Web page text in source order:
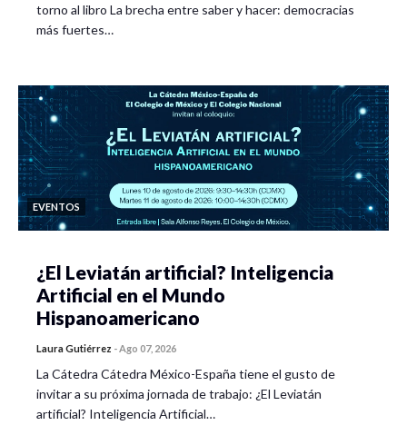
torno al libro La brecha entre saber y hacer: democracias
más fuertes…
EVENTOS
¿El Leviatán artificial? Inteligencia
Artificial en el Mundo
Hispanoamericano
Laura Gutiérrez -Ago 07, 2026
La Cátedra Cátedra México-España tiene el gusto de
invitar a su próxima jornada de trabajo: ¿El Leviatán
artificial? Inteligencia Artificial…